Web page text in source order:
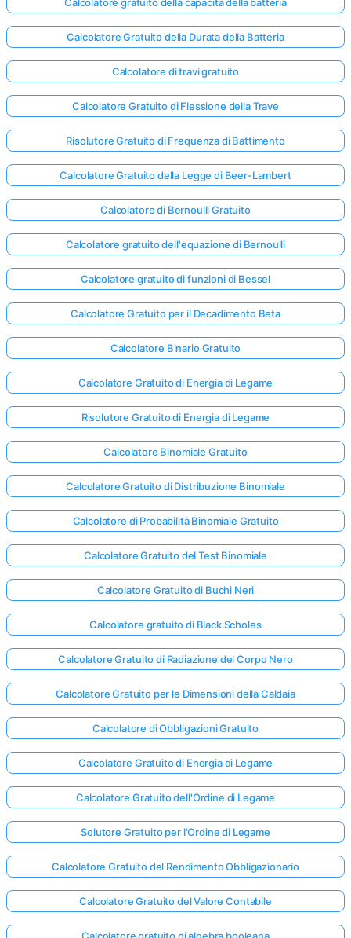
la Tua
Prima
Calcolatore Gratuito della Durata della Batteria
Calcolatore di travi gratuito
Calcolatore Gratuito di Flessione della Trave
Risolutore Gratuito di Frequenza di Battimento
Calcolatore Gratuito della Legge di Beer-Lambert
Calcolatore di Bernoulli Gratuito
Calcolatore gratuito dell'equazione di Bernoulli
Calcolatore gratuito di funzioni di Bessel
Calcolatore Gratuito per il Decadimento Beta
Calcolatore Binario Gratuito
Calcolatore Gratuito di Energia di Legame
Risolutore Gratuito di Energia di Legame
Calcolatore Binomiale Gratuito
Calcolatore Gratuito di Distribuzione Binomiale
Calcolatore di Probabilità Binomiale Gratuito
Calcolatore Gratuito del Test Binomiale
Calcolatore Gratuito di Buchi Neri
Calcolatore gratuito di Black Scholes
Calcolatore Gratuito di Radiazione del Corpo Nero
Calcolatore Gratuito per le Dimensioni della Caldaia
Calcolatore di Obbligazioni Gratuito
Calcolatore Gratuito di Energia di Legame
Calcolatore Gratuito dell'Ordine di Legame
Solutore Gratuito per l'Ordine di Legame
Calcolatore Gratuito del Rendimento Obbligazionario
Calcolatore Gratuito del Valore Contabile
Calcolatore gratuito di algebra booleana